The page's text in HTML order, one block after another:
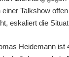
einer Talkshow
eskaliert die
Heidemann